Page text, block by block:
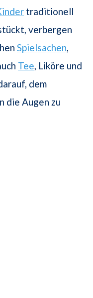
traditionell
verbergen
Spielsachen
Tee , Liköre und
dem
die Augen zu